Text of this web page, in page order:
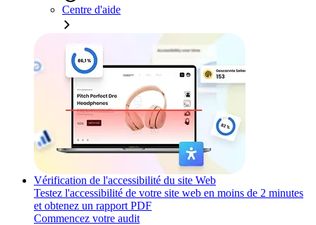
Centre d'aide
Vérification de l'accessibilité du site Web
Testez l'accessibilité de votre site web en moins de 2 minutes
et obtenez un rapport PDF
Commencez votre audit